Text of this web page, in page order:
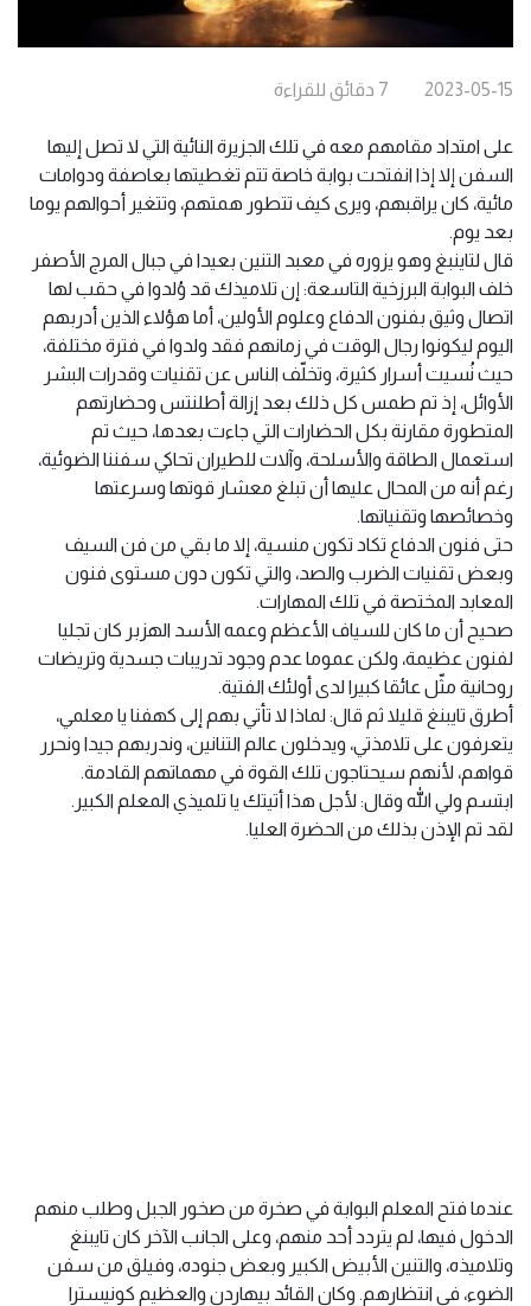
2023-05-15
7 دقائق للقراءة
على امتداد مقامهم معه في تلك الجزيرة النائية التي لا تصل إليها
السفن إلا إذا انفتحت بوابة خاصة تتم تغطيتها بعاصفة ودوامات
مائية، كان يراقبهم، ويرى كيف تتطور همتهم، وتتغير أحوالهم يوما
بعد يوم.
قال لتاينبغ وهو يزوره في معبد التنين بعيدا في جبال المرج الأصفر
خلف البوابة البرزخية التاسعة: إن تلاميذك قد وُلدوا في حقب لها
اتصال وثيق بفنون الدفاع وعلوم الأولين، أما هؤلاء الذين أدربهم
اليوم ليكونوا رجال الوقت في زمانهم فقد ولدوا في فترة مختلفة،
حيث نُسيت أسرار كثيرة، وتخلّف الناس عن تقنيات وقدرات البشر
الأوائل، إذ تم طمس كل ذلك بعد إزالة أطلنتس وحضارتهم
المتطورة مقارنة بكل الحضارات التي جاءت بعدها، حيث تم
استعمال الطاقة والأسلحة، وآلات للطيران تحاكي سفننا الضوئية،
رغم أنه من المحال عليها أن تبلغ معشار قوتها وسرعتها
وخصائصها وتقنياتها.
حتى فنون الدفاع تكاد تكون منسية، إلا ما بقي من فن السيف
وبعض تقنيات الضرب والصد، والتي تكون دون مستوى فنون
المعابد المختصة في تلك المهارات.
صحيح أن ما كان للسياف الأعظم وعمه الأسد الهزبر كان تجليا
لفنون عظيمة، ولكن عموما عدم وجود تدريبات جسدية وتريضات
روحانية مثّل عائقا كبيرا لدى أولئك الفتية.
أطرق تايبنغ قليلا ثم قال: لماذا لا تأتي بهم إلى كهفنا يا معلمي،
يتعرفون على تلامذتي، ويدخلون عالم التنانين، وندربهم جيدا ونحرر
قواهم، لأنهم سيحتاجون تلك القوة في مهماتهم القادمة.
ابتسم ولي الله وقال: لأجل هذا أتيتك يا تلميذي المعلم الكبير.
لقد تم الإذن بذلك من الحضرة العليا.
عندما فتح المعلم البوابة في صخرة من صخور الجبل وطلب منهم
الدخول فيها، لم يتردد أحد منهم، وعلى الجانب الآخر كان تايبنغ
وتلاميذه، والتنين الأبيض الكبير وبعض جنوده، وفيلق من سفن
الضوء، في انتظارهم. وكان القائد بيهاردن والعظيم كونيسترا